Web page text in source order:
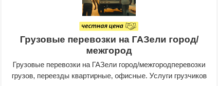
Грузовые перевозки на ГАЗели город/
межгород
Грузовые перевозки на ГАЗели город/межгородперевозки
грузов, переезды квартирные, офисные. Услуги грузчиков